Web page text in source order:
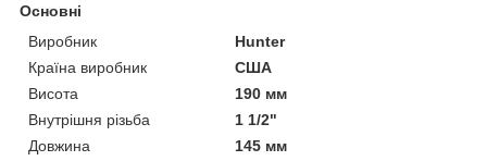
Основні
Виробник
Hunter
Країна виробник
США
Висота
190 мм
Внутрішня різьба
1 1/2"
Довжина
145 мм